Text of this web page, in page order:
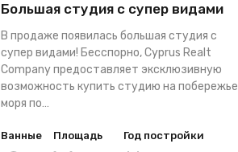
Большая студия с супер видами
В продаже появилась большая студия с
супер видами! Бесспорно, Cyprus Realt
Company предоставляет эксклюзивную
возможность купить студию на побережье
моря по…
Ванные Площадь Год постройки